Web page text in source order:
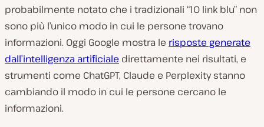
probabilmente notato che i tradizionali “10 link blu” non
sono più l’unico modo in cui le persone trovano
informazioni. Oggi Google mostra le risposte generate
dall’intelligenza artificiale direttamente nei risultati, e
strumenti come ChatGPT, Claude e Perplexity stanno
cambiando il modo in cui le persone cercano le
informazioni.